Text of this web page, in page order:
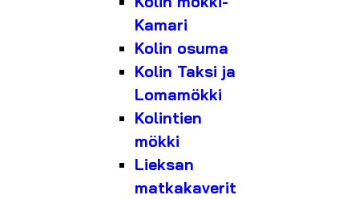
Kamari
Kolin osuma
Kolin Taksi ja
Lomamökki
Kolintien
mökki
Lieksan
matkakaverit